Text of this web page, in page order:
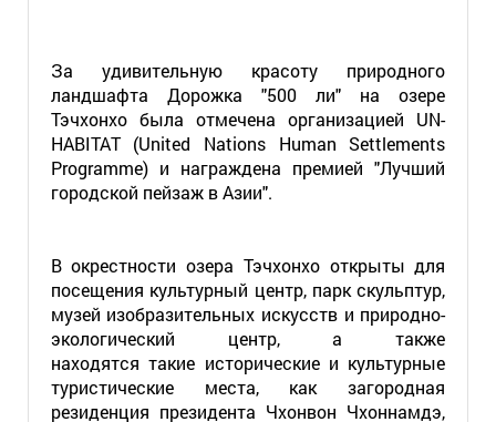
За удивительную красоту природного
ландшафта Дорожка "500 ли" на озере
Тэчхонхо была отмечена организацией UN-
HABITAT (United Nations Human Settlements
Programme) и награждена премией "Лучший
городской пейзаж в Азии".
В окрестности озера Тэчхонхо открыты для
посещения культурный центр, парк скульптур,
музей изобразительных искусств и природно-
экологический центр, а также
находятся такие исторические и культурные
туристические места, как загородная
резиденция президента Чхонвон Чхоннамдэ,